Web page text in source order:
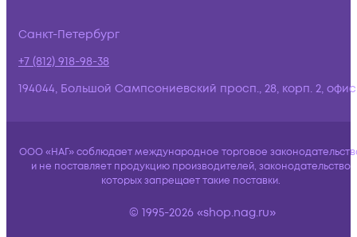
Санкт-Петербург
+7 (812) 918-98-38
194044, Большой Сампсониевский просп., 28, корп. 2,
ООО «НАГ» соблюдает международное торговое
и не поставляет продукцию производителей, законодательство
которых запрещает такие поставки.
© 1995-2026 «shop.nag.ru»